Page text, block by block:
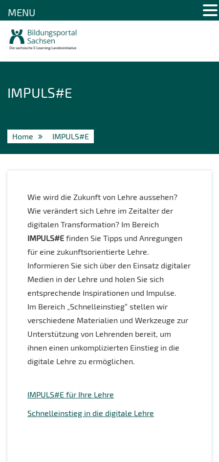
IMPULS#E
Home IMPULS#E
Wie wird die Zukunft von Lehre aussehen?
Wie verändert sich Lehre im Zeitalter der
digitalen Transformation? Im Bereich
IMPULS#E finden Sie Tipps und Anregungen
für eine zukunftsorientierte Lehre.
Informieren Sie sich über den Einsatz digitaler
Medien in der Lehre und holen Sie sich
entsprechende Inspirationen und Impulse.
Im Bereich „Schnelleinstieg“ stellen wir
verschiedene Materialien und Werkzeuge zur
Unterstützung von Lehrenden bereit, um
ihnen einen unkomplizierten Einstieg in die
digitale Lehre zu ermöglichen.
IMPULS#E für Ihre Lehre
Schnelleinstieg in die digitale Lehre
MENU